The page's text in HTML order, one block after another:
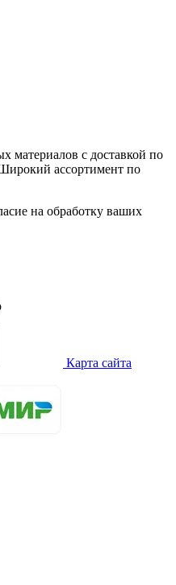
материалов с доставкой по
ассортимент по
на обработку ваших
Карта сайта